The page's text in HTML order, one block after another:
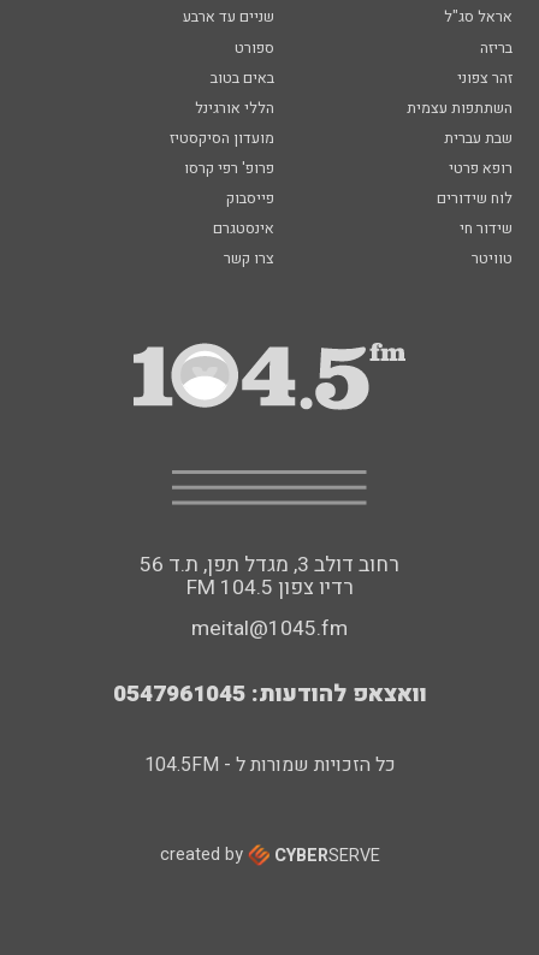
אראל סג"ל
שניים עד ארבע
בריזה
ספורט
זהר צפוני
באים בטוב
השתתפות עצמית
הללי אורגינל
שבת עברית
מועדון הסיקסטיז
רופא פרטי
פרופ' רפי קרסו
לוח שידורים
פייסבוק
שידור חי
אינסטגרם
טוויטר
צרו קשר
רחוב דולב 3, מגדל תפן, ת.ד 56
FM רדיו צפון 104.5
meital@1045.fm
וואצאפ להודעות: 0547961045
כל הזכויות שמורות ל - 104.5FM
created by CYBERSERVE